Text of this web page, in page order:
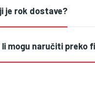
je rok dostave?
li mogu naručiti preko